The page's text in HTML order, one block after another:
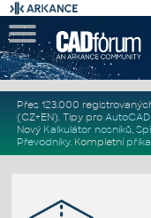
Přes 123.000
(CZ+EN). Tipy pro
Nový Kalkulátor nosníků,
Převodníky. Kompletní